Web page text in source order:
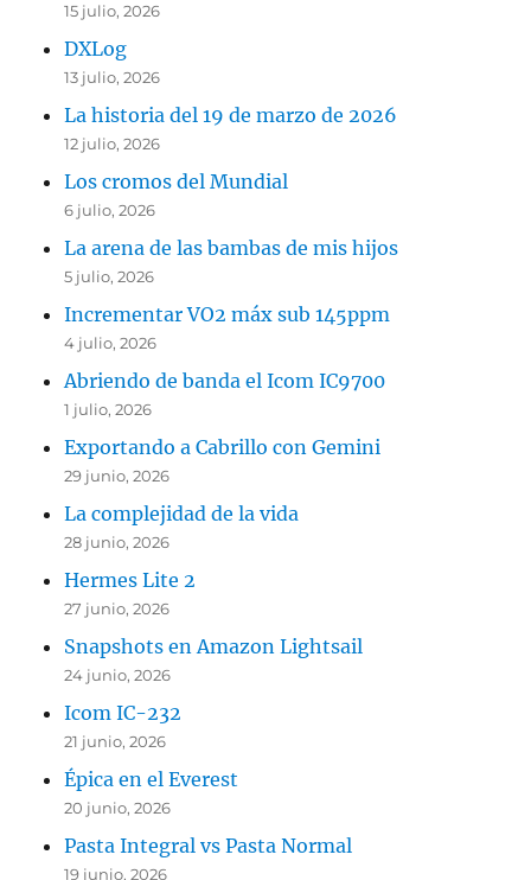
15 julio, 2026
DXLog
13 julio, 2026
La historia del 19 de marzo de 2026
12 julio, 2026
Los cromos del Mundial
6 julio, 2026
La arena de las bambas de mis hijos
5 julio, 2026
Incrementar VO2 máx sub 145ppm
4 julio, 2026
Abriendo de banda el Icom IC9700
1 julio, 2026
Exportando a Cabrillo con Gemini
29 junio, 2026
La complejidad de la vida
28 junio, 2026
Hermes Lite 2
27 junio, 2026
Snapshots en Amazon Lightsail
24 junio, 2026
Icom IC-232
21 junio, 2026
Épica en el Everest
20 junio, 2026
Pasta Integral vs Pasta Normal
19 junio, 2026